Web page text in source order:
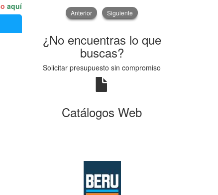
aquí
Anterior Siguiente
¿No encuentras lo que
buscas?
Solicitar presupuesto sin compromiso
Catálogos Web